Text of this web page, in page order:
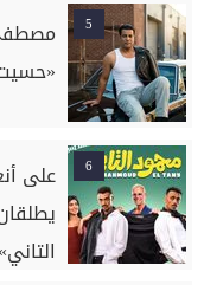
5
6
على
التاني»